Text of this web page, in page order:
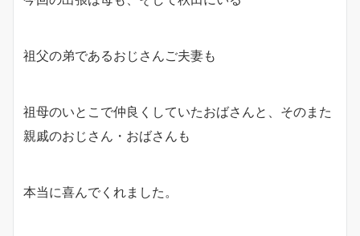
祖父の弟であるおじさんご夫妻も
祖母のいとこで仲良くしていたおばさんと、そのまた
親戚のおじさん・おばさんも
本当に喜んでくれました。